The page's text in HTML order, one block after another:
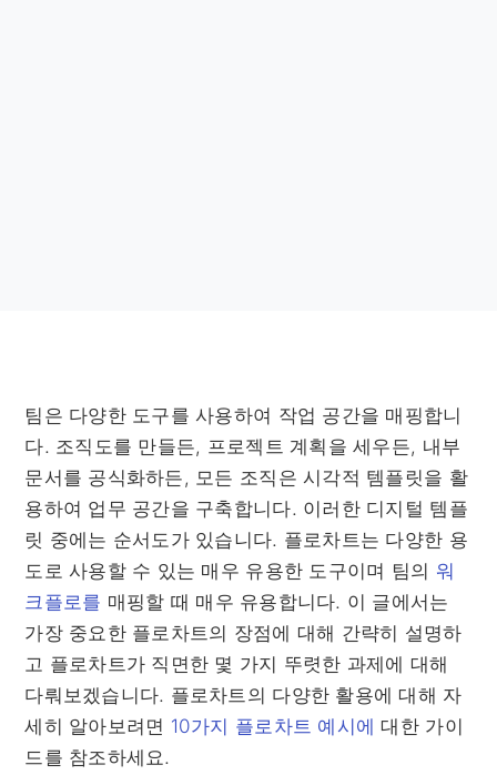
팀은 다양한 도구를 사용하여 작업 공간을 매핑합니
다. 조직도를 만들든, 프로젝트 계획을 세우든, 내부
문서를 공식화하든, 모든 조직은 시각적 템플릿을 활
용하여 업무 공간을 구축합니다. 이러한 디지털 템플
릿 중에는 순서도가 있습니다. 플로차트는 다양한 용
도로 사용할 수 있는 매우 유용한 도구이며 팀의 워
크플로를 매핑할 때 매우 유용합니다. 이 글에서는
가장 중요한 플로차트의 장점에 대해 간략히 설명하
고 플로차트가 직면한 몇 가지 뚜렷한 과제에 대해
다뤄보겠습니다. 플로차트의 다양한 활용에 대해 자
세히 알아보려면 10가지 플로차트 예시에 대한 가이
드를 참조하세요.